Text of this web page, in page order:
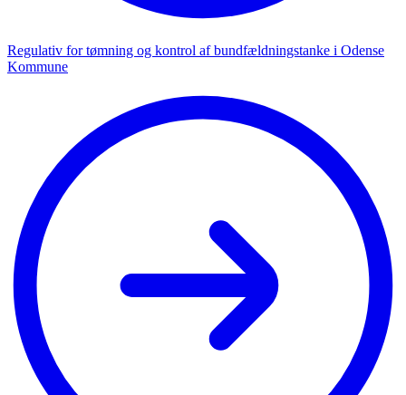
Regu­la­tiv for tøm­ning og kon­trol af bund­fæld­ning­stanke i Odense
Kom­mune